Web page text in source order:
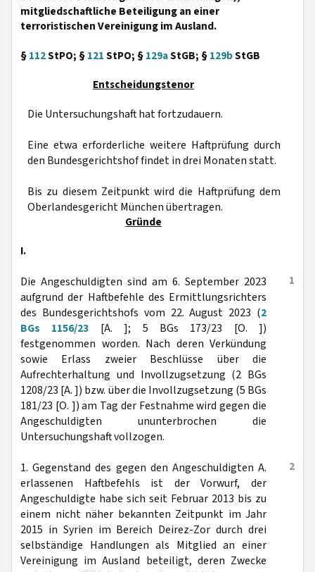
mitgliedschaftliche Beteiligung an einer
terroristischen Vereinigung im Ausland.
§112StPO; §121StPO; §129aStGB; §129bStGB
Entscheidungstenor
Die Untersuchungshaft hat fortzudauern.
Eine etwa erforderliche weitere Haftprüfung durch
den Bundesgerichtshof findet in drei Monaten statt.
Bis zu diesem Zeitpunkt wird die Haftprüfung dem
Oberlandesgericht München übertragen.
Gründe
I.
1
Die Angeschuldigten sind am 6. September 2023
aufgrund der Haftbefehle des Ermittlungsrichters
des Bundesgerichtshofs vom 22. August 2023 (2
BGs 1156/23 [A. ]; 5 BGs 173/23 [O. ])
festgenommen worden. Nach deren Verkündung
sowie Erlass zweier Beschlüsse über die
Aufrechterhaltung und Invollzugsetzung (2 BGs
1208/23 [A. ]) bzw. über die Invollzugsetzung (5 BGs
181/23 [O. ]) am Tag der Festnahme wird gegen die
Angeschuldigten ununterbrochen die
Untersuchungshaft vollzogen.
2
1. Gegenstand des gegen den Angeschuldigten A.
erlassenen Haftbefehls ist der Vorwurf, der
Angeschuldigte habe sich seit Februar 2013 bis zu
einem nicht näher bekannten Zeitpunkt im Jahr
2015 in Syrien im Bereich Deirez-Zor durch drei
selbständige Handlungen als Mitglied an einer
Vereinigung im Ausland beteiligt, deren Zwecke